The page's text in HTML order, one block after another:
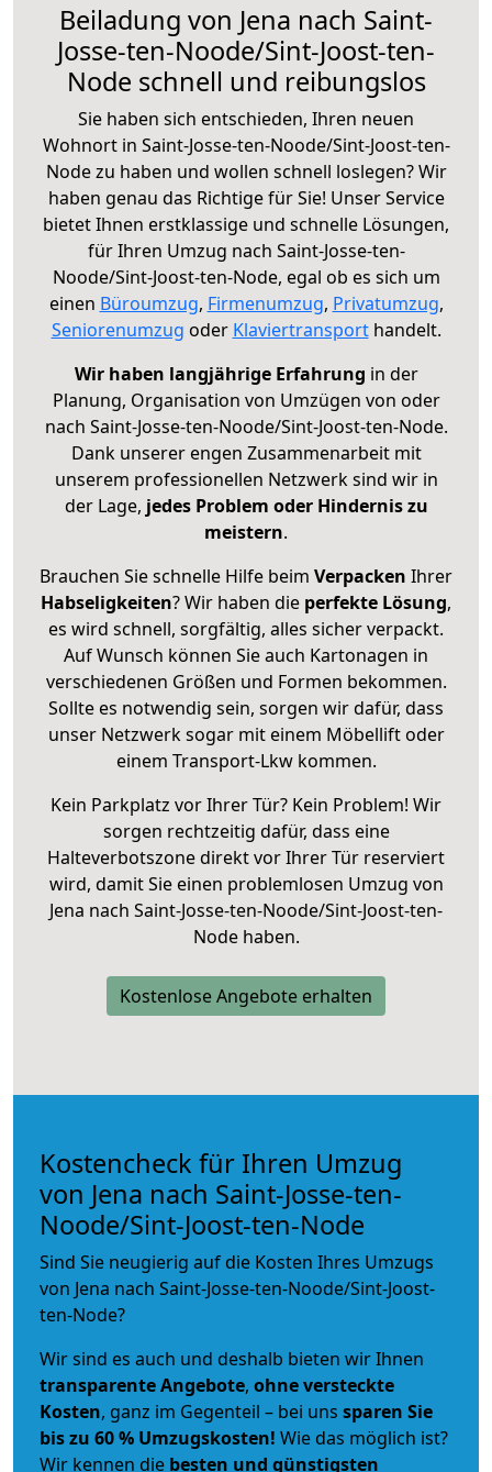
Beiladung von Jena nach Saint-
Josse-ten-Noode/Sint-Joost-ten-
Node schnell und reibungslos
Sie haben sich entschieden, Ihren neuen
Wohnort in Saint-Josse-ten-Noode/Sint-Joost-ten-
Node zu haben und wollen schnell loslegen? Wir
haben genau das Richtige für Sie! Unser Service
bietet Ihnen erstklassige und schnelle Lösungen,
für Ihren Umzug nach Saint-Josse-ten-
Noode/Sint-Joost-ten-Node, egal ob es sich um
einen Büroumzug, Firmenumzug, Privatumzug,
Seniorenumzug oder Klaviertransporthandelt.
Wir haben langjährige Erfahrung in der
Planung, Organisation von Umzügen von oder
nach Saint-Josse-ten-Noode/Sint-Joost-ten-Node.
Dank unserer engen Zusammenarbeit mit
unserem professionellen Netzwerk sind wir in
der Lage, jedes Problem oder Hindernis zu
meistern.
Brauchen Sie schnelle Hilfe beim Verpacken Ihrer
Habseligkeiten? Wir haben die perfekte Lösung,
es wird schnell, sorgfältig, alles sicher verpackt.
Auf Wunsch können Sie auch Kartonagen in
verschiedenen Größen und Formen bekommen.
Sollte es notwendig sein, sorgen wir dafür, dass
unser Netzwerk sogar mit einem Möbellift oder
einem Transport-Lkw kommen.
Kein Parkplatz vor Ihrer Tür? Kein Problem! Wir
sorgen rechtzeitig dafür, dass eine
Halteverbotszone direkt vor Ihrer Tür reserviert
wird, damit Sie einen problemlosen Umzug von
Jena nach Saint-Josse-ten-Noode/Sint-Joost-ten-
Node haben.
Kostenlose Angebote erhalten
Kostencheck für Ihren Umzug
von Jena nach Saint-Josse-ten-
Noode/Sint-Joost-ten-Node
Sind Sie neugierig auf die Kosten Ihres Umzugs
von Jena nach Saint-Josse-ten-Noode/Sint-Joost-
ten-Node?
Wir sind es auch und deshalb bieten wir Ihnen
transparente Angebote, ohne versteckte
Kosten, ganz im Gegenteil – bei uns sparen Sie
bis zu 60 % Umzugskosten! Wie das möglich ist?
Wir kennen die besten und günstigsten